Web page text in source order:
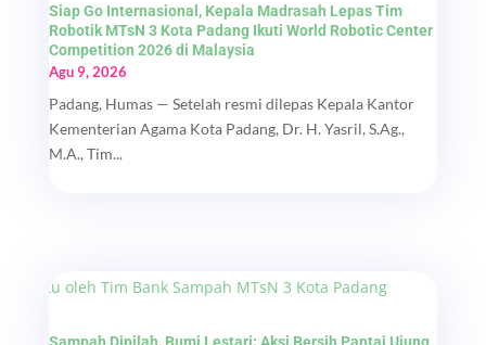
Siap Go Internasional, Kepala Madrasah Lepas Tim
Robotik MTsN 3 Kota Padang Ikuti World Robotic Center
Competition 2026 di Malaysia
Agu 9, 2026
Padang, Humas — Setelah resmi dilepas Kepala Kantor
Kementerian Agama Kota Padang, Dr. H. Yasril, S.Ag.,
M.A., Tim...